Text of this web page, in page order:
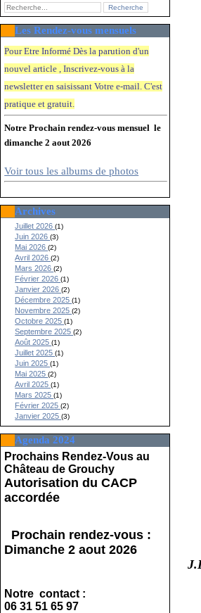
Les Rendez-vous mensuels
Pour Etre Informé Dès la parution d'un
nouvel article , Inscrivez-vous à la
newsletter en saisissant Votre e-mail. C'est
pratique et gratuit.
Notre Prochain rendez-vous mensuel le
dimanche 2 aout 2026
Voir tous les albums de photos
Archives
Juillet 2026(1)
Juin 2026(3)
Mai 2026(2)
Avril 2026(2)
Mars 2026(2)
Février 2026(1)
Janvier 2026(2)
Décembre 2025(1)
Novembre 2025(2)
Octobre 2025(1)
Septembre 2025(2)
Août 2025(1)
Juillet 2025(1)
Juin 2025(1)
Mai 2025(2)
Avril 2025(1)
Mars 2025(1)
Février 2025(2)
Janvier 2025(3)
Agenda 2024
Prochains Rendez-Vous au
Château de Grouchy
Autorisation du CACP
accordée
Prochain rendez-vous :
Dimanche 2 aout 2026
Notre contact :
06 31 51 65 97